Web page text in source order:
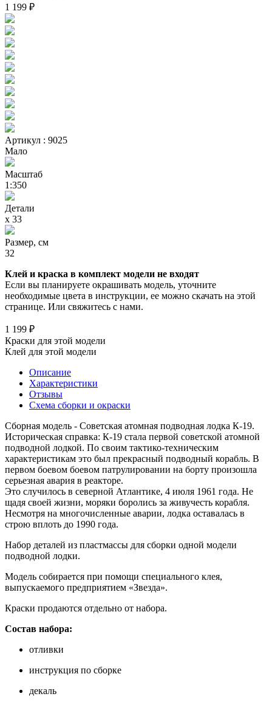
1 199 ₽
Артикул : 9025
Мало
Масштаб
1:350
Детали
х 33
Размер, см
32
Клей и краска в комплект модели не входят
Если вы планируете окрашивать модель, уточните
необходимые цвета в инструкции, ее можно скачать на этой
странице. Или свяжитесь с нами.
1 199 ₽
Краски для этой модели
Клей для этой модели
Описание
Характеристики
Отзывы
Схема сборки и окраски
Сборная модель - Советская атомная подводная лодка К-19.
Историческая справка: К-19 стала первой советской атомной
подводной лодкой. По своим тактико-техническим
характеристикам это был прекрасный подводный корабль. В
первом боевом боевом патрулировании на борту произошла
серьезная авария в реакторе.
Это случилось в северной Атлантике, 4 июля 1961 года. Не
щадя своей жизни, моряки боролись за живучесть корабля.
Несмотря на многочисленные аварии, лодка оставалась в
строю вплоть до 1990 года.
Набор деталей из пластмассы для сборки одной модели
подводной лодки.
Модель собирается при помощи специального клея,
выпускаемого предприятием «Звезда».
Краски продаются отдельно от набора.
Состав набора:
отливки
инструкция по сборке
декаль